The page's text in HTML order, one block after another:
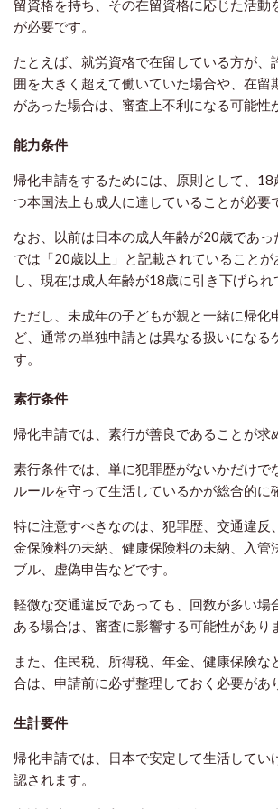
留資格を持ち、その在留資格に応じた活動
が必要です。
たとえば、就労資格で在留している方が、
囲を大きく超えて働いていた場合や、在留
があった場合は、審査上不利になる可能性
能力条件
帰化申請をするためには、原則として、
つ本国法上も成人に達していることが必要
なお、以前は日本の成人年齢が20歳であ
では「20歳以上」と記載されていること
し、現在は成人年齢が18歳に引き下げられ
ただし、未成年の子どもが親と一緒に帰化
ど、通常の単独申請とは異なる扱いになる
す。
素行条件
帰化申請では、素行が善良であることが求
素行条件では、単に犯罪歴がないかだけで
ルールを守って生活しているかが総合的に
特に注意すべきなのは、犯罪歴、交通違反
金保険料の未納、健康保険料の未納、入管
ブル、虚偽申告などです。
軽微な交通違反であっても、回数が多い場
ある場合は、審査に影響する可能性があり
また、住民税、所得税、年金、健康保険な
合は、申請前に必ず整理しておく必要があ
生計要件
帰化申請では、日本で安定して生活してい
認されます。